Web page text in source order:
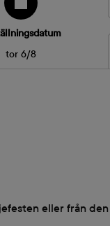
tor 6/8
eller från den